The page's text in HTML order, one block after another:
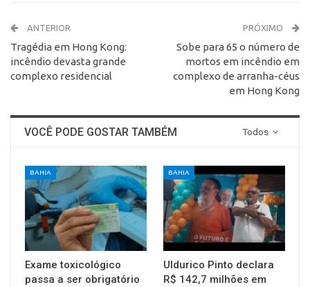
ANTERIOR
Tragédia em Hong Kong:
incêndio devasta grande
complexo residencial
PRÓXIMO
Sobe para 65 o número de
mortos em incêndio em
complexo de arranha-céus
em Hong Kong
Todos
VOCÊ PODE GOSTAR TAMBÉM
BAHIA
Exame toxicológico
passa a ser obrigatório
BAHIA
Uldurico Pinto declara
R$ 142,7 milhões em